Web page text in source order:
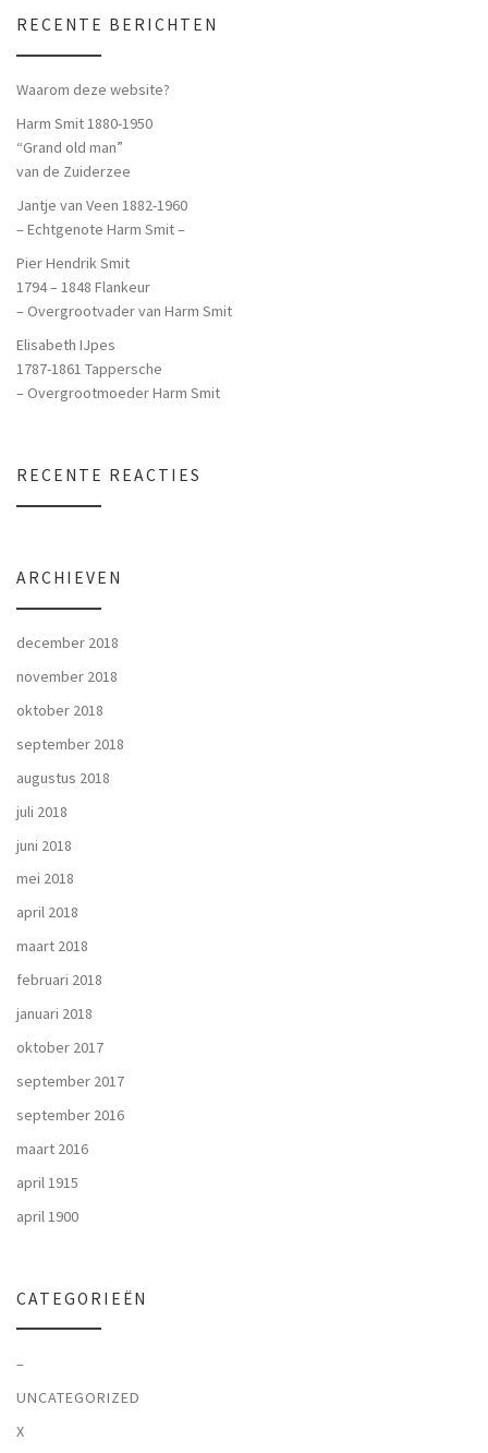
RECENTE BERICHTEN
Waarom deze website?
Harm Smit 1880-1950
“Grand old man”
van de Zuiderzee
Jantje van Veen 1882-1960
– Echtgenote Harm Smit –
Pier Hendrik Smit
1794 – 1848 Flankeur
– Overgrootvader van Harm Smit
Elisabeth IJpes
1787-1861 Tappersche
– Overgrootmoeder Harm Smit
RECENTE REACTIES
ARCHIEVEN
december 2018
november 2018
oktober 2018
september 2018
augustus 2018
juli 2018
juni 2018
mei 2018
april 2018
maart 2018
februari 2018
januari 2018
oktober 2017
september 2017
september 2016
maart 2016
april 1915
april 1900
CATEGORIEËN
–
UNCATEGORIZED
X